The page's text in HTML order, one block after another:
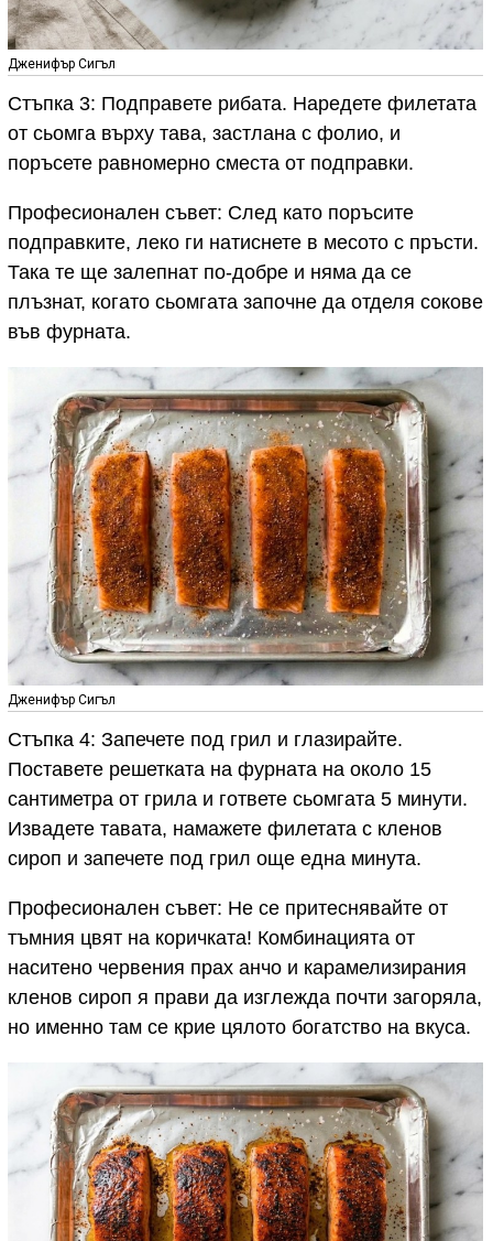
Дженифър Сигъл
Стъпка 3: Подправете рибата. Наредете филетата
от сьомга върху тава, застлана с фолио, и
поръсете равномерно сместа от подправки.
Професионален съвет: След като поръсите
подправките, леко ги натиснете в месото с пръсти.
Така те ще залепнат по-добре и няма да се
плъзнат, когато сьомгата започне да отделя сокове
във фурната.
Дженифър Сигъл
Стъпка 4: Запечете под грил и глазирайте.
Поставете решетката на фурната на около 15
сантиметра от грила и гответе сьомгата 5 минути.
Извадете тавата, намажете филетата с кленов
сироп и запечете под грил още една минута.
Професионален съвет: Не се притеснявайте от
тъмния цвят на коричката! Комбинацията от
наситено червения прах анчо и карамелизирания
кленов сироп я прави да изглежда почти загоряла,
но именно там се крие цялото богатство на вкуса.